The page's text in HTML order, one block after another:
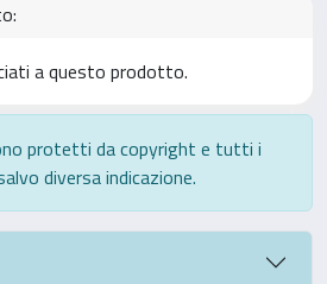
a questo prodotto.
protetti da copyright e tutti i
diversa indicazione.